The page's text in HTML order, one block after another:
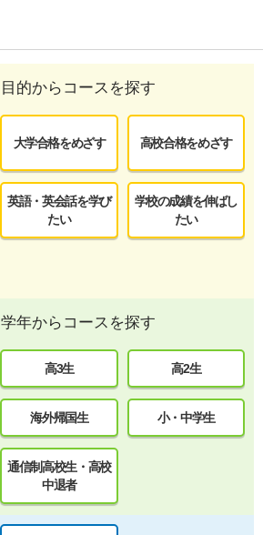
目的からコースを探す
大学合格をめざす 高校合格をめざす
英語・英会話を学び
たい
学校の成績を伸ばし
たい
学年からコースを探す
高3生 高2生
海外帰国生 小・中学生
通信制高校生・高校
中退者